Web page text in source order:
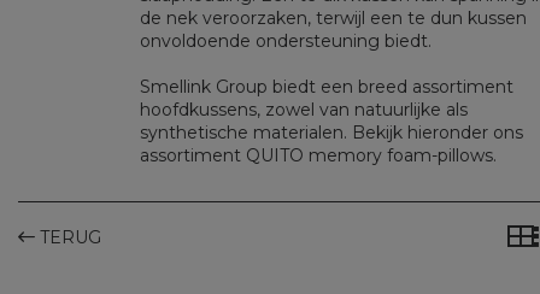
de nek veroorzaken, terwijl een te dun kussen
onvoldoende ondersteuning biedt.
Smellink Group biedt een breed assortiment
hoofdkussens, zowel van natuurlijke als
synthetische materialen. Bekijk hieronder ons
assortiment QUITO memory foam-pillows.
TERUG